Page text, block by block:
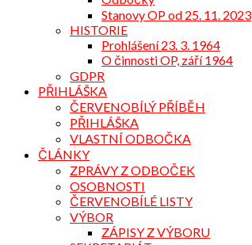
Stanovy OP od 25. 11. 2023
HISTORIE
Prohlášení 23. 3. 1964
O činnosti OP, září 1964
GDPR
PŘIHLÁŠKA
ČERVENOBÍLÝ PŘÍBĚH
PŘIHLÁŠKA
VLASTNÍ ODBOČKA
ČLÁNKY
ZPRÁVY Z ODBOČEK
OSOBNOSTI
ČERVENOBÍLÉ LISTY
VÝBOR
ZÁPISY Z VÝBORU